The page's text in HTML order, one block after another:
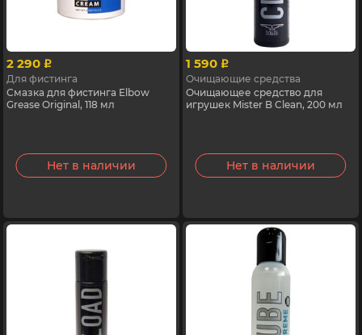
2 290 p
Для фистинга
Смазка для фистинга Elbow
Grease Original, 118 мл
Нет в наличии
1 590 p
Очищающие средства
Очищающее средство для
игрушек Mister B Clean, 200 мл
Нет в наличии